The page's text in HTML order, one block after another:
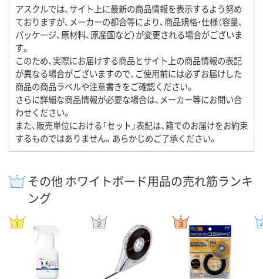
アスクルでは、サイト上に最新の商品情報を表示するよう努め
ておりますが、メーカーの都合等により、商品規格・仕様（容量、
パッケージ、原材料、原産国など）が変更される場合がございま
す。
このため、実際にお届けする商品とサイト上の商品情報の表記
が異なる場合がございますので、ご使用前には必ずお届けした
商品の商品ラベルや注意書きをご確認ください。
さらに詳細な商品情報が必要な場合は、メーカー等にお問い合
わせください。
また、販売単位における「セット」表記は、箱でのお届けをお約束
するものではありません。あらかじめご了承ください。
その他 ホワイトボード用品の売れ筋ランキ
ング